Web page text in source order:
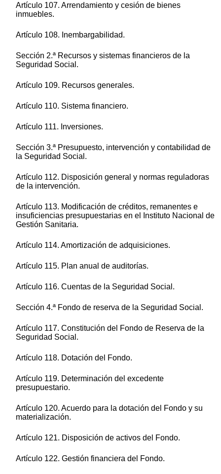
Artículo 107. Arrendamiento y cesión de bienes
inmuebles.
Artículo 108. Inembargabilidad.
Sección 2.ª Recursos y sistemas financieros de la
Seguridad Social.
Artículo 109. Recursos generales.
Artículo 110. Sistema financiero.
Artículo 111. Inversiones.
Sección 3.ª Presupuesto, intervención y contabilidad de
la Seguridad Social.
Artículo 112. Disposición general y normas reguladoras
de la intervención.
Artículo 113. Modificación de créditos, remanentes e
insuficiencias presupuestarias en el Instituto Nacional de
Gestión Sanitaria.
Artículo 114. Amortización de adquisiciones.
Artículo 115. Plan anual de auditorías.
Artículo 116. Cuentas de la Seguridad Social.
Sección 4.ª Fondo de reserva de la Seguridad Social.
Artículo 117. Constitución del Fondo de Reserva de la
Seguridad Social.
Artículo 118. Dotación del Fondo.
Artículo 119. Determinación del excedente
presupuestario.
Artículo 120. Acuerdo para la dotación del Fondo y su
materialización.
Artículo 121. Disposición de activos del Fondo.
Artículo 122. Gestión financiera del Fondo.